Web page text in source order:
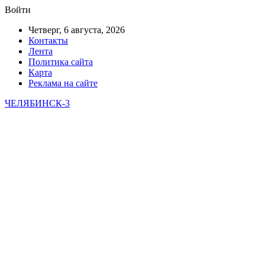
Войти
Четверг, 6 августа, 2026
Контакты
Лента
Политика сайта
Карта
Реклама на сайте
ЧЕЛЯБИНСК-3